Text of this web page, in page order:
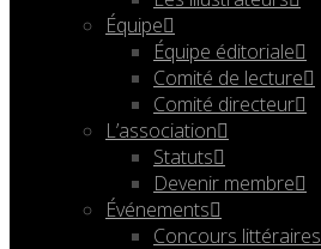
Équipe
Équipe éditoriale
Comité de lecture
Comité directeur
L’association
Statuts
Devenir membre
Événements
Concours littéraires